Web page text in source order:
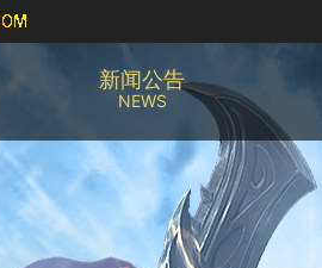
新闻公告
NEWS